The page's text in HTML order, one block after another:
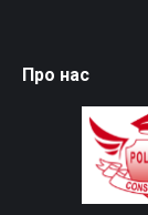
Про нас